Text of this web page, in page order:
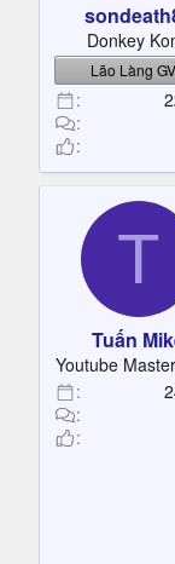
e
r
Donkey
Lão Làng
T
Tuấn
Youtube